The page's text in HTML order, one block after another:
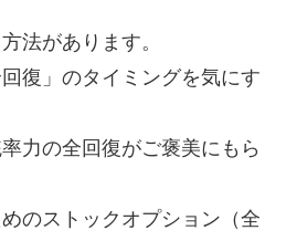
法があります。
復」のタイミングを気にす
力の全回復がご褒美にもら
のストックオプション（全